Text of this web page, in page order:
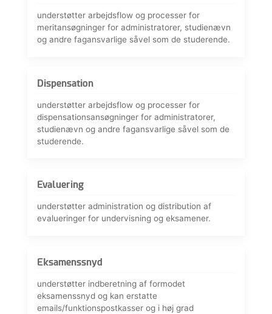
understøtter arbejdsflow og processer for
meritansøgninger for administratorer, studienævn
og andre fagansvarlige såvel som de studerende.
Dispensation
understøtter arbejdsflow og processer for
dispensationsansøgninger for administratorer,
studienævn og andre fagansvarlige såvel som de
studerende.
Evaluering
understøtter administration og distribution af
evalueringer for undervisning og eksamener.
Eksamenssnyd
understøtter indberetning af formodet
eksamenssnyd og kan erstatte
emails/funktionspostkasser og i høj grad